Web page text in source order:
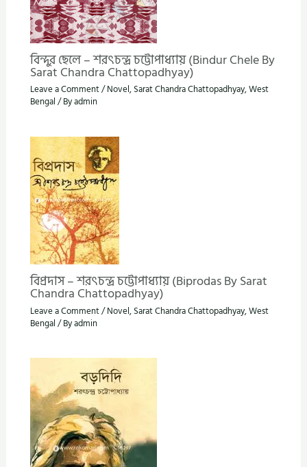
বিন্দুর ছেলে – শরৎচন্দ্র চট্টোপাধ্যায় (Bindur Chele By
Sarat Chandra Chattopadhyay)
Leave a Comment/Novel, Sarat Chandra Chattopadhyay,West
Bengal / Byadmin
বিপ্রদাস – শরৎচন্দ্র চট্টোপাধ্যায় (Biprodas By Sarat
Chandra Chattopadhyay)
Leave a Comment/Novel, Sarat Chandra Chattopadhyay,West
Bengal / Byadmin